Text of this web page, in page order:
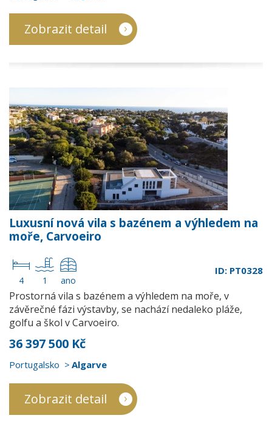
Zobrazit detail
Luxusní nová vila s bazénem a výhledem na
moře, Carvoeiro
4 1 ano
ID: PT0328
Prostorná vila s bazénem a výhledem na moře, v
závěrečné fázi výstavby, se nachází nedaleko pláže,
golfu a škol v Carvoeiro.
36 397 500 Kč
Portugalsko Algarve
Zobrazit detail